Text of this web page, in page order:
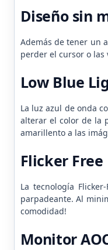
Diseño sin
Además de tener un
perder el cursor o las
Low Blue
La luz azul de onda
alterar el color de la
amarillento a las
Flicker Free
La tecnología
parpadeante. Al
comodidad!
Monitor